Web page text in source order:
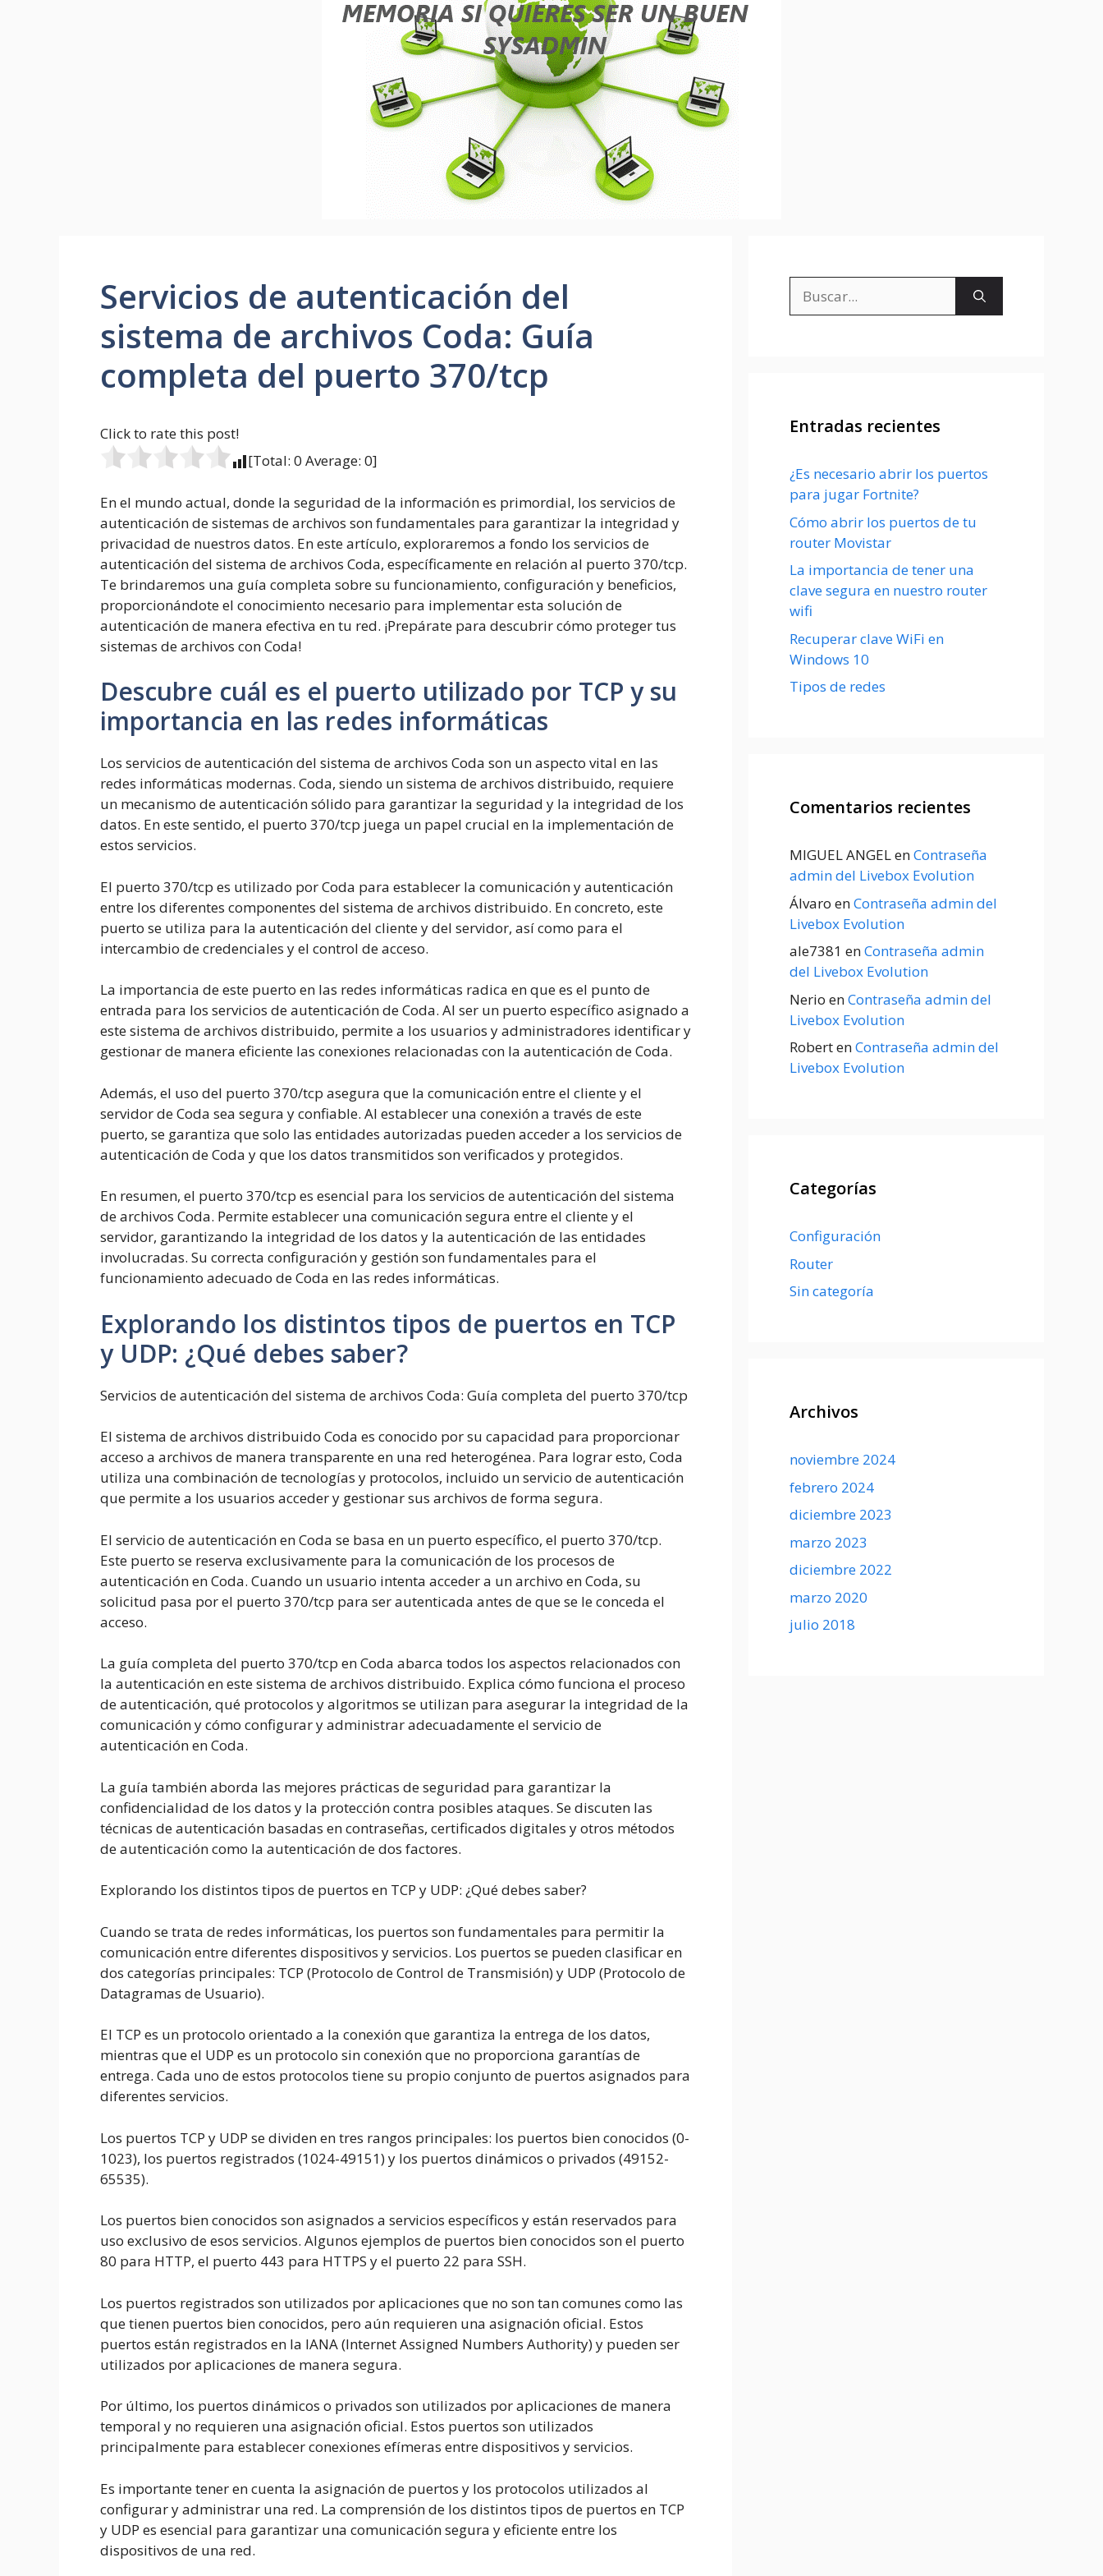
Servicios de autenticación del
sistema de archivos Coda: Guía
completa del puerto 370/tcp
Click to rate this post!
[Total: 0 Average: 0]
En el mundo actual, donde la seguridad de la información es primordial, los servicios de
autenticación de sistemas de archivos son fundamentales para garantizar la integridad y
privacidad de nuestros datos. En este artículo, exploraremos a fondo los servicios de
autenticación del sistema de archivos Coda, específicamente en relación al puerto 370/tcp.
Te brindaremos una guía completa sobre su funcionamiento, configuración y beneficios,
proporcionándote el conocimiento necesario para implementar esta solución de
autenticación de manera efectiva en tu red. ¡Prepárate para descubrir cómo proteger tus
sistemas de archivos con Coda!
Descubre cuál es el puerto utilizado por TCP y su
importancia en las redes informáticas
Los servicios de autenticación del sistema de archivos Coda son un aspecto vital en las
redes informáticas modernas. Coda, siendo un sistema de archivos distribuido, requiere
un mecanismo de autenticación sólido para garantizar la seguridad y la integridad de los
datos. En este sentido, el puerto 370/tcp juega un papel crucial en la implementación de
estos servicios.
El puerto 370/tcp es utilizado por Coda para establecer la comunicación y autenticación
entre los diferentes componentes del sistema de archivos distribuido. En concreto, este
puerto se utiliza para la autenticación del cliente y del servidor, así como para el
intercambio de credenciales y el control de acceso.
La importancia de este puerto en las redes informáticas radica en que es el punto de
entrada para los servicios de autenticación de Coda. Al ser un puerto específico asignado a
este sistema de archivos distribuido, permite a los usuarios y administradores identificar y
gestionar de manera eficiente las conexiones relacionadas con la autenticación de Coda.
Además, el uso del puerto 370/tcp asegura que la comunicación entre el cliente y el
servidor de Coda sea segura y confiable. Al establecer una conexión a través de este
puerto, se garantiza que solo las entidades autorizadas pueden acceder a los servicios de
autenticación de Coda y que los datos transmitidos son verificados y protegidos.
En resumen, el puerto 370/tcp es esencial para los servicios de autenticación del sistema
de archivos Coda. Permite establecer una comunicación segura entre el cliente y el
servidor, garantizando la integridad de los datos y la autenticación de las entidades
involucradas. Su correcta configuración y gestión son fundamentales para el
funcionamiento adecuado de Coda en las redes informáticas.
Explorando los distintos tipos de puertos en TCP
y UDP: ¿Qué debes saber?
Servicios de autenticación del sistema de archivos Coda: Guía completa del puerto 370/tcp
El sistema de archivos distribuido Coda es conocido por su capacidad para proporcionar
acceso a archivos de manera transparente en una red heterogénea. Para lograr esto, Coda
utiliza una combinación de tecnologías y protocolos, incluido un servicio de autenticación
que permite a los usuarios acceder y gestionar sus archivos de forma segura.
El servicio de autenticación en Coda se basa en un puerto específico, el puerto 370/tcp.
Este puerto se reserva exclusivamente para la comunicación de los procesos de
autenticación en Coda. Cuando un usuario intenta acceder a un archivo en Coda, su
solicitud pasa por el puerto 370/tcp para ser autenticada antes de que se le conceda el
acceso.
La guía completa del puerto 370/tcp en Coda abarca todos los aspectos relacionados con
la autenticación en este sistema de archivos distribuido. Explica cómo funciona el proceso
de autenticación, qué protocolos y algoritmos se utilizan para asegurar la integridad de la
comunicación y cómo configurar y administrar adecuadamente el servicio de
autenticación en Coda.
La guía también aborda las mejores prácticas de seguridad para garantizar la
confidencialidad de los datos y la protección contra posibles ataques. Se discuten las
técnicas de autenticación basadas en contraseñas, certificados digitales y otros métodos
de autenticación como la autenticación de dos factores.
Explorando los distintos tipos de puertos en TCP y UDP: ¿Qué debes saber?
Cuando se trata de redes informáticas, los puertos son fundamentales para permitir la
comunicación entre diferentes dispositivos y servicios. Los puertos se pueden clasificar en
dos categorías principales: TCP (Protocolo de Control de Transmisión) y UDP (Protocolo de
Datagramas de Usuario).
El TCP es un protocolo orientado a la conexión que garantiza la entrega de los datos,
mientras que el UDP es un protocolo sin conexión que no proporciona garantías de
entrega. Cada uno de estos protocolos tiene su propio conjunto de puertos asignados para
diferentes servicios.
Los puertos TCP y UDP se dividen en tres rangos principales: los puertos bien conocidos (0-
1023), los puertos registrados (1024-49151) y los puertos dinámicos o privados (49152-
65535).
Los puertos bien conocidos son asignados a servicios específicos y están reservados para
uso exclusivo de esos servicios. Algunos ejemplos de puertos bien conocidos son el puerto
80 para HTTP, el puerto 443 para HTTPS y el puerto 22 para SSH.
Los puertos registrados son utilizados por aplicaciones que no son tan comunes como las
que tienen puertos bien conocidos, pero aún requieren una asignación oficial. Estos
puertos están registrados en la IANA (Internet Assigned Numbers Authority) y pueden ser
utilizados por aplicaciones de manera segura.
Por último, los puertos dinámicos o privados son utilizados por aplicaciones de manera
temporal y no requieren una asignación oficial. Estos puertos son utilizados
principalmente para establecer conexiones efímeras entre dispositivos y servicios.
Es importante tener en cuenta la asignación de puertos y los protocolos utilizados al
configurar y administrar una red. La comprensión de los distintos tipos de puertos en TCP
y UDP es esencial para garantizar una comunicación segura y eficiente entre los
dispositivos de una red.
Entradas recientes
¿Es necesario abrir los puertos
para jugar Fortnite?
Cómo abrir los puertos de tu
router Movistar
La importancia de tener una
clave segura en nuestro router
wifi
Recuperar clave WiFi en
Windows 10
Tipos de redes
Comentarios recientes
MIGUEL ANGELenContraseña
admin del Livebox Evolution
Álvaro enContraseña admin del
Livebox Evolution
ale7381 enContraseña admin
del Livebox Evolution
Nerio enContraseña admin del
Livebox Evolution
RobertenContraseña admin del
Livebox Evolution
Categorías
Configuración
Router
Sin categoría
Archivos
noviembre 2024
febrero 2024
diciembre 2023
marzo 2023
diciembre 2022
marzo 2020
julio 2018